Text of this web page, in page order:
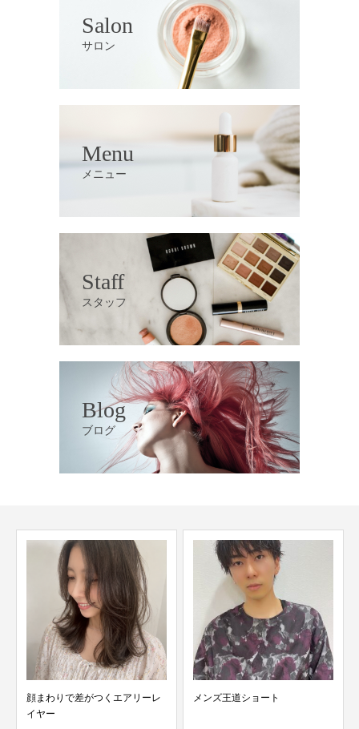
Salon
サロン
Menu
メニュー
Staff
スタッフ
Blog
ブログ
顔まわりで差がつくエアリーレ
イヤー
メンズ王道ショート